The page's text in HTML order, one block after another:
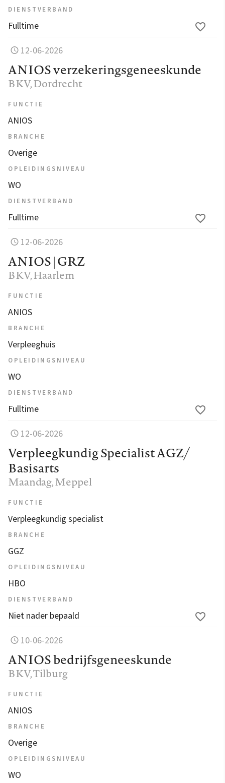
DIENSTVERBAND
Fulltime
12-06-2026
ANIOS verzekeringsgeneeskunde
BKV, Dordrecht
FUNCTIE
ANIOS
BRANCHE
Overige
OPLEIDINGSNIVEAU
WO
DIENSTVERBAND
Fulltime
12-06-2026
ANIOS | GRZ
BKV, Haarlem
FUNCTIE
ANIOS
BRANCHE
Verpleeghuis
OPLEIDINGSNIVEAU
WO
DIENSTVERBAND
Fulltime
12-06-2026
Verpleegkundig Specialist AGZ/
Basisarts
Maandag, Meppel
FUNCTIE
Verpleegkundig specialist
BRANCHE
GGZ
OPLEIDINGSNIVEAU
HBO
DIENSTVERBAND
Niet nader bepaald
10-06-2026
ANIOS bedrijfsgeneeskunde
BKV, Tilburg
FUNCTIE
ANIOS
BRANCHE
Overige
OPLEIDINGSNIVEAU
WO